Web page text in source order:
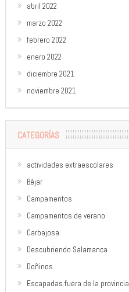
abril 2022
marzo 2022
febrero 2022
enero 2022
diciembre 2021
noviembre 2021
CATEGORÍAS
actividades extraescolares
Béjar
Campamentos
Campamentos de verano
Carbajosa
Descubriendo Salamanca
Doñinos
Escapadas fuera de la provincia